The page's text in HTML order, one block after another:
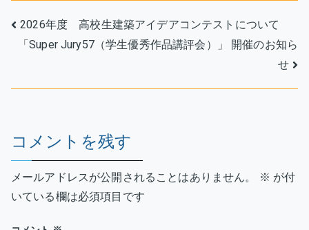
投
稿
ナ
ゲ
ー
シ
2026年度 高校生建築アイデアコンテストについて
「Super Jury57（学生優秀作品講評会）」 開催のお知ら
せ
コメントを残す
メールアドレスが公開されることはありません。 ※ が付
いている欄は必須項目です